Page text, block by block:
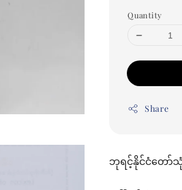
Quantity
Share
ဘုရင့်နိုင်ငံတော်သုံး